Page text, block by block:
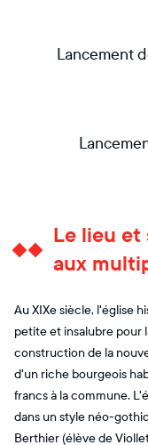
Lancement
Le lieu et
aux
Au XIXe siècle, l'église
petite et insalubre pour
construction de la
d'un riche bourgeois
francs à la commune.
dans un style néo-
Berthier (élève de